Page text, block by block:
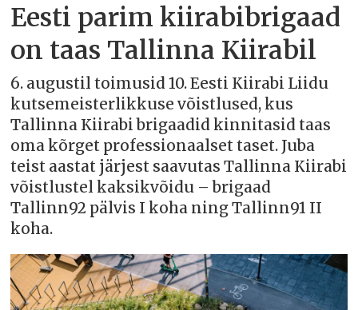
Eesti parim kiirabibrigaad
on taas Tallinna Kiirabil
6. augustil toimusid 10. Eesti Kiirabi Liidu
kutsemeisterlikkuse võistlused, kus
Tallinna Kiirabi brigaadid kinnitasid taas
oma kõrget professionaalset taset. Juba
teist aastat järjest saavutas Tallinna Kiirabi
võistlustel kaksikvõidu – brigaad
Tallinn92 pälvis I koha ning Tallinn91 II
koha.